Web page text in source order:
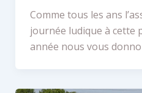
Comme tous les ans
journée ludique à cette
année nous vous